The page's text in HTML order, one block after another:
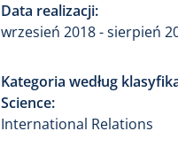
Data realizacji:
wrzesień 2018 - sierpień
Kategoria według
Science:
International Relations